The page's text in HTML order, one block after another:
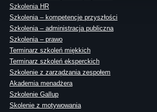
Szkolenia HR
Szkolenia – kompetencje przyszłości
Szkolenia – administracja publiczna
Szkolenia – prawo
Terminarz szkoleń miękkich
Terminarz szkoleń eksperckich
Szkolenie z zarządzania zespołem
Akademia menadżera
Szkolenie Gallup
Skolenie z motywowania